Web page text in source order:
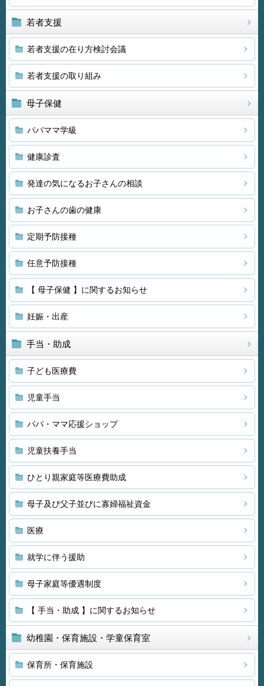
若者支援
若者支援の在り方検討会議
若者支援の取り組み
母子保健
パパママ学級
健康診査
発達の気になるお子さんの相談
お子さんの歯の健康
定期予防接種
任意予防接種
【 母子保健 】に関するお知らせ
妊娠・出産
手当・助成
子ども医療費
児童手当
パパ・ママ応援ショップ
児童扶養手当
ひとり親家庭等医療費助成
母子及び父子並びに寡婦福祉資金
医療
就学に伴う援助
母子家庭等優遇制度
【 手当・助成 】に関するお知らせ
幼稚園・保育施設・学童保育室
保育所・保育施設